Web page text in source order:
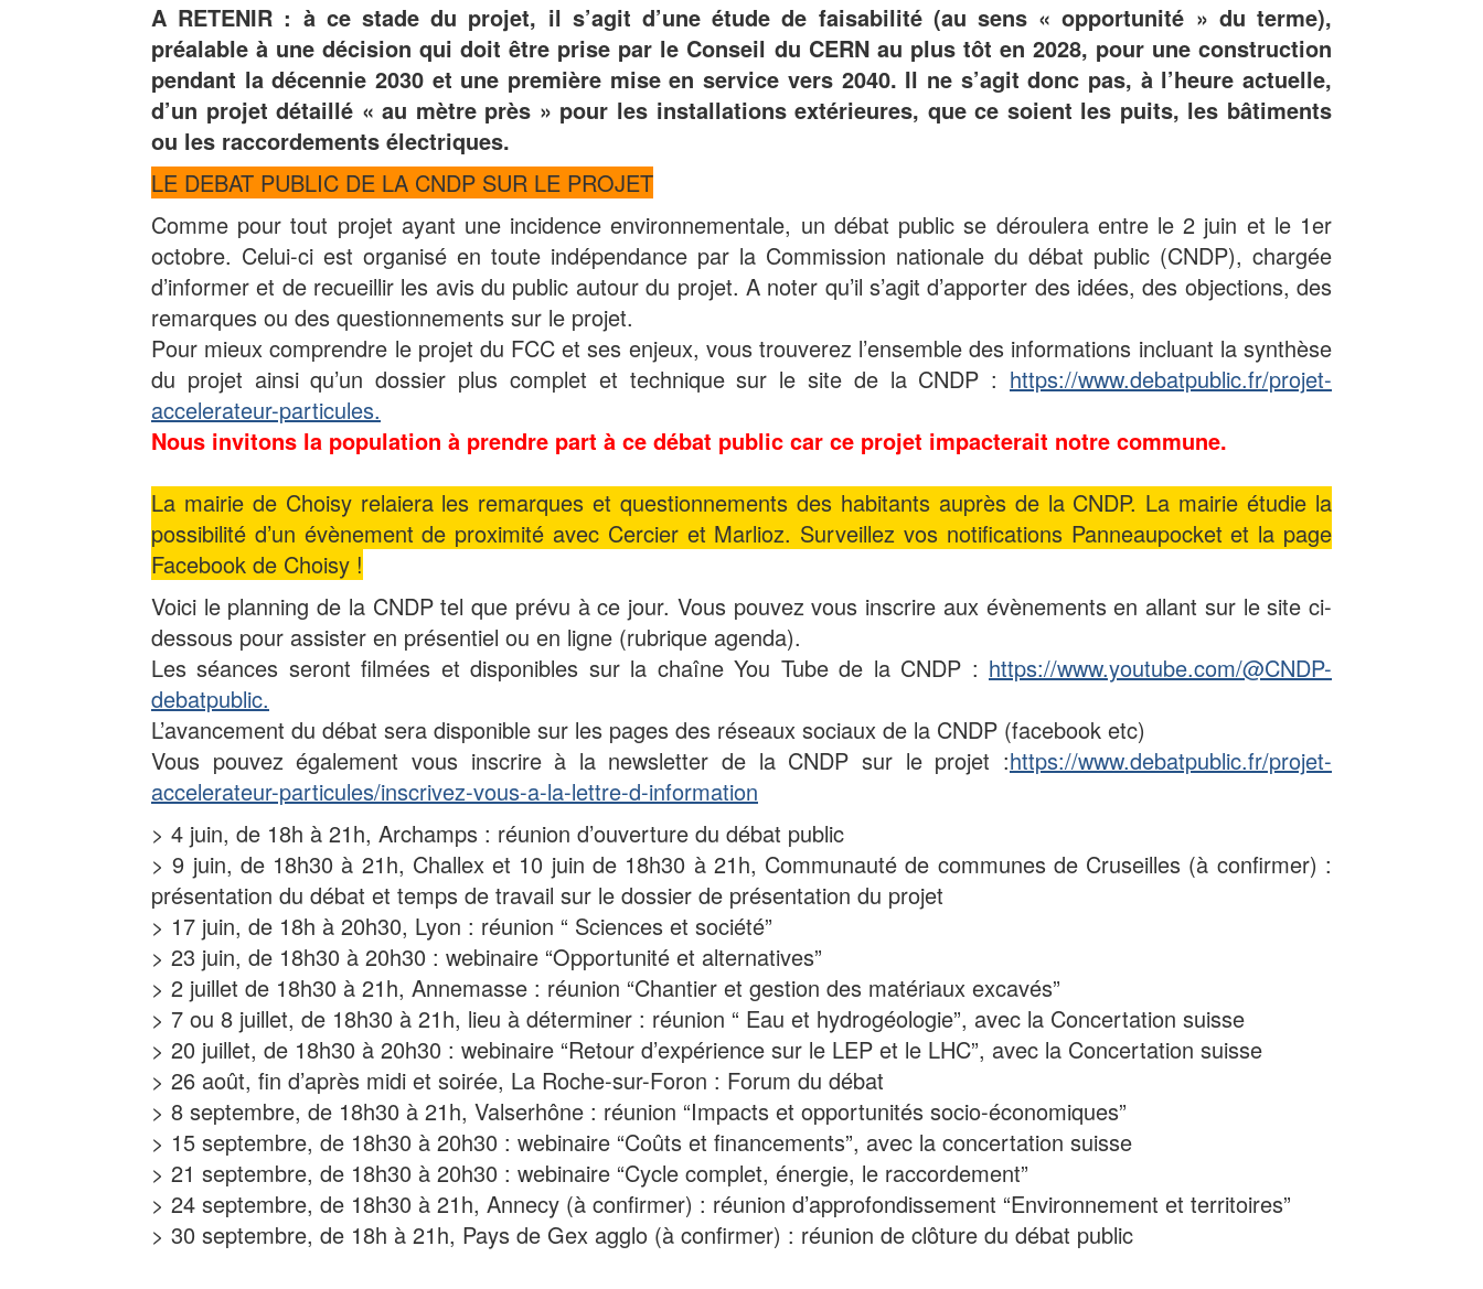
A RETENIR : à ce stade du projet, il s’agit d’une étude de faisabilité (au sens « opportunité » du terme),
préalable à une décision qui doit être prise par le Conseil du CERN au plus tôt en 2028, pour une construction
pendant la décennie 2030 et une première mise en service vers 2040. Il ne s’agit donc pas, à l’heure actuelle,
d’un projet détaillé « au mètre près » pour les installations extérieures, que ce soient les puits, les bâtiments
ou les raccordements électriques.
LE DEBAT PUBLIC DE LA CNDP SUR LE PROJET
Comme pour tout projet ayant une incidence environnementale, un débat public se déroulera entre le 2 juin et le 1er
octobre. Celui-ci est organisé en toute indépendance par la Commission nationale du débat public (CNDP), chargée
d’informer et de recueillir les avis du public autour du projet. A noter qu’il s’agit d’apporter des idées, des objections, des
remarques ou des questionnements sur le projet.
Pour mieux comprendre le projet du FCC et ses enjeux, vous trouverez l’ensemble des informations incluant la synthèse
du projet ainsi qu’un dossier plus complet et technique sur le site de la CNDP : https://www.debatpublic.fr/projet-
accelerateur-particules.
Nous invitons la population à prendre part à ce débat public car ce projet impacterait notre commune.
La mairie de Choisy relaiera les remarques et questionnements des habitants auprès de la CNDP. La mairie étudie la
possibilité d’un évènement de proximité avec Cercier et Marlioz. Surveillez vos notifications Panneaupocket et la page
Facebook de Choisy !
Voici le planning de la CNDP tel que prévu à ce jour. Vous pouvez vous inscrire aux évènements en allant sur le site ci-
dessous pour assister en présentiel ou en ligne (rubrique agenda).
Les séances seront filmées et disponibles sur la chaîne You Tube de la CNDP : https://www.youtube.com/@CNDP-
debatpublic.
L’avancement du débat sera disponible sur les pages des réseaux sociaux de la CNDP (facebook etc)
Vous pouvez également vous inscrire à la newsletter de la CNDP sur le projet :https://www.debatpublic.fr/projet-
accelerateur-particules/inscrivez-vous-a-la-lettre-d-information
> 4 juin, de 18h à 21h, Archamps : réunion d’ouverture du débat public
> 9 juin, de 18h30 à 21h, Challex et 10 juin de 18h30 à 21h, Communauté de communes de Cruseilles (à confirmer) :
présentation du débat et temps de travail sur le dossier de présentation du projet
> 17 juin, de 18h à 20h30, Lyon : réunion “ Sciences et société”
> 23 juin, de 18h30 à 20h30 : webinaire “Opportunité et alternatives”
> 2 juillet de 18h30 à 21h, Annemasse : réunion “Chantier et gestion des matériaux excavés”
> 7 ou 8 juillet, de 18h30 à 21h, lieu à déterminer : réunion “ Eau et hydrogéologie”, avec la Concertation suisse
> 20 juillet, de 18h30 à 20h30 : webinaire “Retour d’expérience sur le LEP et le LHC”, avec la Concertation suisse
> 26 août, fin d’après midi et soirée, La Roche-sur-Foron : Forum du débat
> 8 septembre, de 18h30 à 21h, Valserhône : réunion “Impacts et opportunités socio-économiques”
> 15 septembre, de 18h30 à 20h30 : webinaire “Coûts et financements”, avec la concertation suisse
> 21 septembre, de 18h30 à 20h30 : webinaire “Cycle complet, énergie, le raccordement”
> 24 septembre, de 18h30 à 21h, Annecy (à confirmer) : réunion d’approfondissement “Environnement et territoires”
> 30 septembre, de 18h à 21h, Pays de Gex agglo (à confirmer) : réunion de clôture du débat public